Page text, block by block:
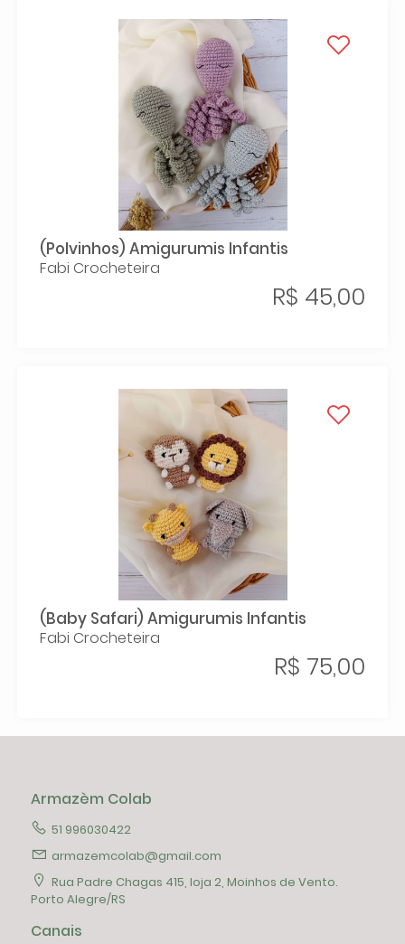
(Polvinhos) Amigurumis Infantis
Fabi Crocheteira
R$ 45,00
(Baby Safari) Amigurumis Infantis
Fabi Crocheteira
R$ 75,00
Armazèm Colab
51 996030422
armazemcolab@gmail.com
Rua Padre Chagas 415, loja 2, Moinhos de Vento.
Porto Alegre/RS
Canais